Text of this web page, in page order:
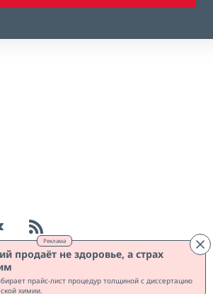
Реклама
продаёт не здоровье, а страх
прайс-лист процедур толщиной с диссертацию
химии.
Управление сайтом"